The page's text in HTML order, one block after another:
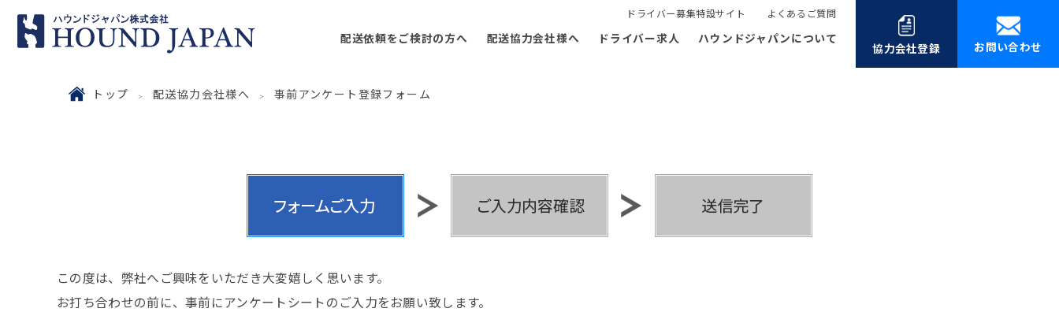
ドライバー募集特設サイト よくあるご質問
配送依頼をご検討の方へ 配送協力会社様へ ドライバー求人 ハウンドジャパンについて
協力会社登録 お問い合わせ
トップ 配送協力会社様へ 事前アンケート登録フォーム
この度は、弊社へご興味をいただき大変嬉しく思います。
お打ち合わせの前に、事前にアンケートシートのご入力をお願い致します。